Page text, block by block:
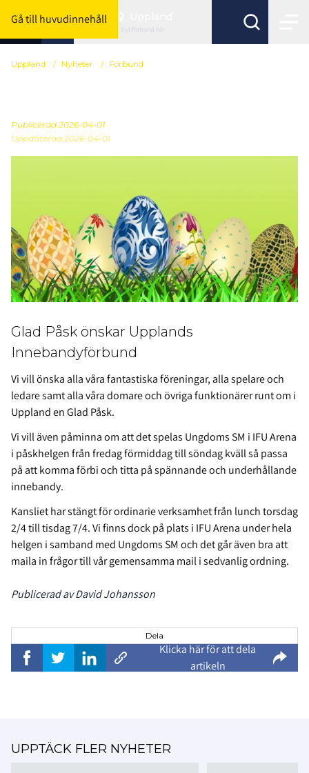
Gå till huvudinnehåll
Byt förbund här
Uppland / Nyheter / Förbund
Publicerad 2026-04-01
Uppdaterad 2026-04-01
Glad Påsk önskar Upplands
Innebandyförbund
Vi vill önska alla våra fantastiska föreningar, alla spelare och
ledare samt alla våra domare och övriga funktionärer runt om i
Uppland en Glad Påsk.
Vi vill även påminna om att det spelas Ungdoms SM i IFU Arena
i påskhelgen från fredag förmiddag till söndag kväll så passa
på att komma förbi och titta på spännande och underhållande
innebandy.
Kansliet har stängt för ordinarie verksamhet från lunch torsdag
2/4 till tisdag 7/4. Vi finns dock på plats i IFU Arena under hela
helgen i samband med Ungdoms SM och det går även bra att
maila in frågor till vår gemensamma mail i sedvanlig ordning.
Publicerad av David Johansson
Dela
Klicka här för att dela
artikeln
UPPTÄCK FLER NYHETER